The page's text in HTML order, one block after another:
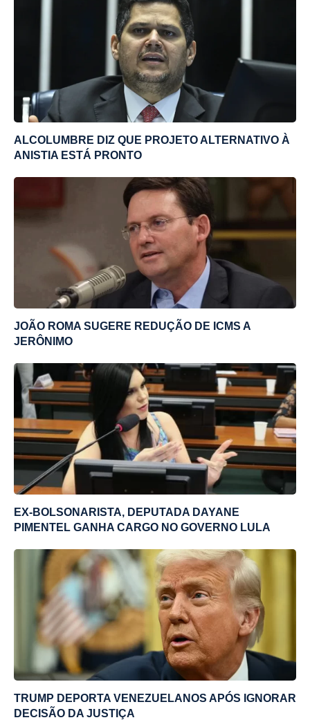
ALCOLUMBRE DIZ QUE PROJETO ALTERNATIVO À
ANISTIA ESTÁ PRONTO
JOÃO ROMA SUGERE REDUÇÃO DE ICMS A
JERÔNIMO
EX-BOLSONARISTA, DEPUTADA DAYANE
PIMENTEL GANHA CARGO NO GOVERNO LULA
TRUMP DEPORTA VENEZUELANOS APÓS IGNORAR
DECISÃO DA JUSTIÇA